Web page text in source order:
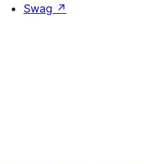
Swag ↗